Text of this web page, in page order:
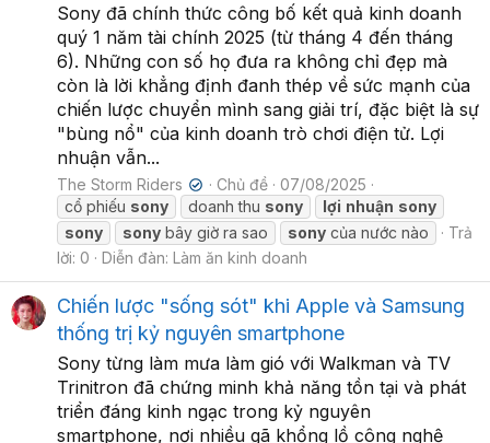
Sony đã chính thức công bố kết quả kinh doanh
quý 1 năm tài chính 2025 (từ tháng 4 đến tháng
6). Những con số họ đưa ra không chỉ đẹp mà
còn là lời khẳng định đanh thép về sức mạnh của
chiến lược chuyển mình sang giải trí, đặc biệt là sự
"bùng nổ" của kinh doanh trò chơi điện tử. Lợi
nhuận vẫn...
The Storm Riders ✔ Chủ đề
07/08/2025
cổ phiếu sony doanh thu sony lợi nhuận sony
sony
sony bây giờ ra sao sony của nước nào
Trả
lời: 0
Diễn đàn: Làm ăn kinh doanh
Chiến lược "sống sót" khi Apple và Samsung
thống trị kỷ nguyên smartphone
Sony từng làm mưa làm gió với Walkman và TV
Trinitron đã chứng minh khả năng tồn tại và phát
triển đáng kinh ngạc trong kỷ nguyên
smartphone, nơi nhiều gã khổng lồ công nghệ